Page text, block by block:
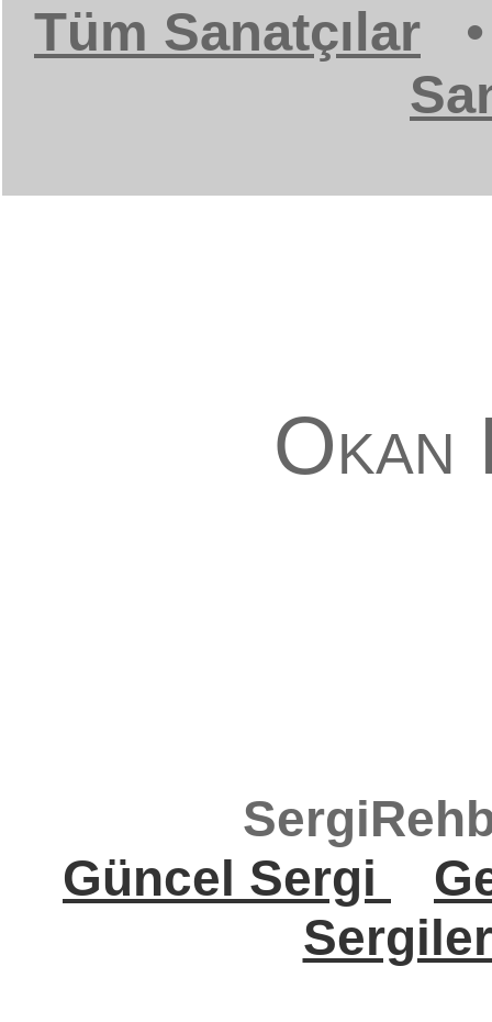
Tüm Sanatçılar
Okan
Güncel Sergi